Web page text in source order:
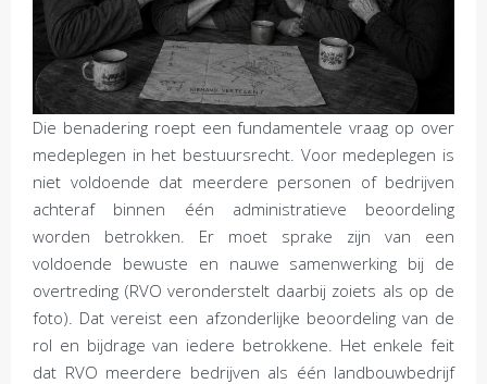
Die benadering roept een fundamentele vraag op over
medeplegen in het bestuursrecht. Voor medeplegen is
niet voldoende dat meerdere personen of bedrijven
achteraf binnen één administratieve beoordeling
worden betrokken. Er moet sprake zijn van een
voldoende bewuste en nauwe samenwerking bij de
overtreding (RVO veronderstelt daarbij zoiets als op de
foto). Dat vereist een afzonderlijke beoordeling van de
rol en bijdrage van iedere betrokkene. Het enkele feit
dat RVO meerdere bedrijven als één landbouwbedrijf